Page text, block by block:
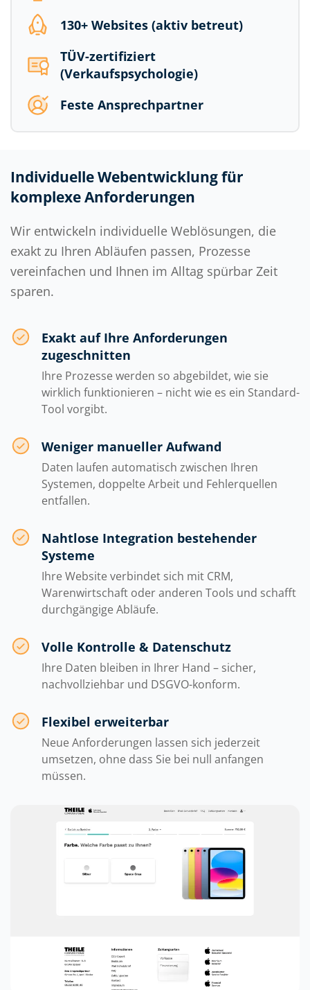
130+ Websites (aktiv betreut)
TÜV-zertifiziert
(Verkaufspsychologie)
Feste Ansprechpartner
Individuelle Webentwicklung für
komplexe Anforderungen
Wir entwickeln individuelle Weblösungen, die
exakt zu Ihren Abläufen passen, Prozesse
vereinfachen und Ihnen im Alltag spürbar Zeit
sparen.
Exakt auf Ihre Anforderungen
zugeschnitten
Ihre Prozesse werden so abgebildet, wie sie
wirklich funktionieren – nicht wie es ein Standard-
Tool vorgibt.
Weniger manueller Aufwand
Daten laufen automatisch zwischen Ihren
Systemen, doppelte Arbeit und Fehlerquellen
entfallen.
Nahtlose Integration bestehender
Systeme
Ihre Website verbindet sich mit CRM,
Warenwirtschaft oder anderen Tools und schafft
durchgängige Abläufe.
Volle Kontrolle & Datenschutz
Ihre Daten bleiben in Ihrer Hand – sicher,
nachvollziehbar und DSGVO-konform.
Flexibel erweiterbar
Neue Anforderungen lassen sich jederzeit
umsetzen, ohne dass Sie bei null anfangen
müssen.